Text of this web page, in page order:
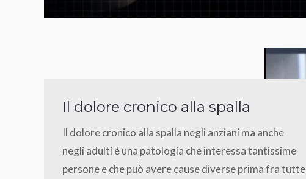
Il dolore cronico alla spalla
Il dolore cronico alla spalla negli anziani ma anche
negli adulti è una patologia che interessa tantissime
persone e che può avere cause diverse prima fra tutte